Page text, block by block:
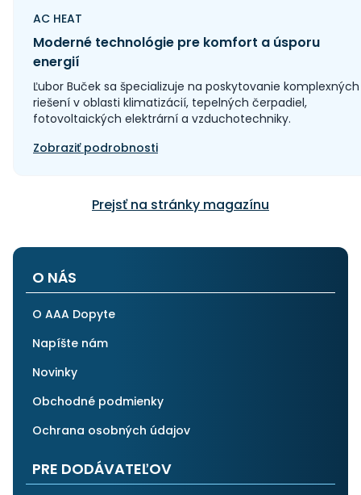
AC HEAT
Moderné technológie pre komfort a úsporu
energií
Ľubor Buček sa špecializuje na poskytovanie komplexných
riešení v oblasti klimatizácií, tepelných čerpadiel,
fotovoltaických elektrární a vzduchotechniky.
Zobraziť podrobnosti
Prejsť na stránky magazínu
O NÁS
O AAA Dopyte
Napíšte nám
Novinky
Obchodné podmienky
Ochrana osobných údajov
PRE DODÁVATEĽOV